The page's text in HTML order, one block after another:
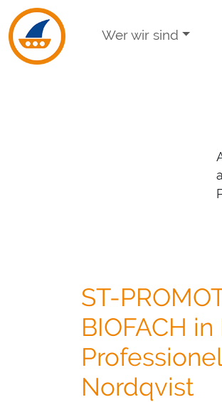
Skip to navigation
Skip to main content
Wer wir sind
ST-
BIOFACH in
Nordqvist